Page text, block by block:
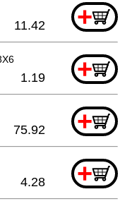
+
11.42
+
1.19
+
75.92
+
4.28